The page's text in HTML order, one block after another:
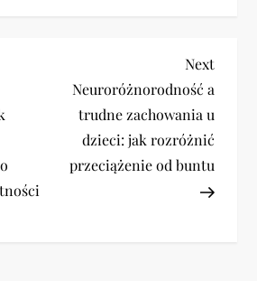
Next
Post
Next
Neuroróżnorodność a
trudne zachowania u
dzieci: jak rozróżnić
przeciążenie od buntu